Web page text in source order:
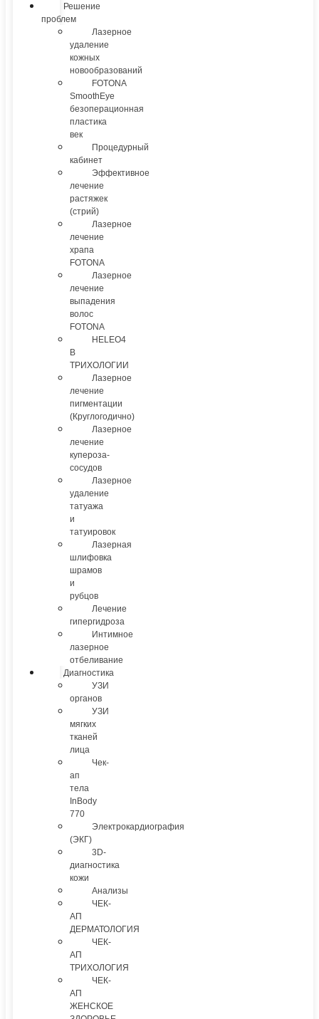
Решение
проблем
Лазерное
удаление
кожных
новообразований
FOTONA
SmoothEye
безоперационная
пластика
век
Процедурный
кабинет
Эффективное
лечение
растяжек
(стрий)
Лазерное
лечение
храпа
FOTONA
Лазерное
лечение
выпадения
волос
FOTONA
HELEO4
В
ТРИХОЛОГИИ
Лазерное
лечение
пигментации
(Круглогодично)
Лазерное
лечение
купероза-
сосудов
Лазерное
удаление
татуажа
и
татуировок
Лазерная
шлифовка
шрамов
и
рубцов
Лечение
гипергидроза
Интимное
лазерное
отбеливание
Диагностика
УЗИ
органов
УЗИ
мягких
тканей
лица
Чек-
ап
тела
InBody
770
Электрокардиография
(ЭКГ)
3D-
диагностика
кожи
Анализы
ЧЕК-
АП
ДЕРМАТОЛОГИЯ
ЧЕК-
АП
ТРИХОЛОГИЯ
ЧЕК-
АП
ЖЕНСКОЕ